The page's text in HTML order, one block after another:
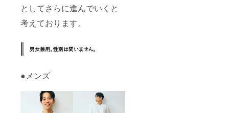
としてさらに進んでいくと
考えております。
●メンズ